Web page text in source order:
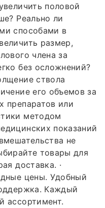
половой
Реально ли
способами в
размер,
члена за
без осложнений?
ствола
его объемов за
препаратов или
методом
показаний
не
товары для
доставка. ·
цены. Удобный
Каждый
ассортимент.